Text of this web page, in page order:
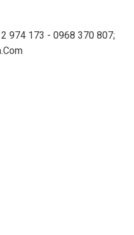
974 173 - 0968 370 807;